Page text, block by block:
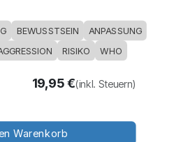
BEWUSSTSEIN
ANPASSUNG
RISIKO WHO
Warenkorb
19,95€(inkl. Steuern)